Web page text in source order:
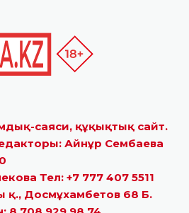
саяси, құқықтық сайт.
Айнұр Сембаева
Тел: +7 777 407 5511
қ., Досмұхамбетов 68 Б.